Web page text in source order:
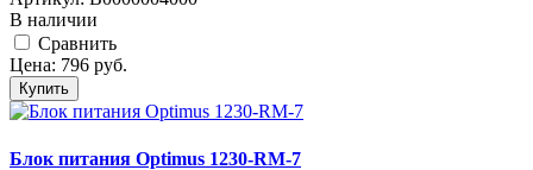
В наличии
Cравнить
Цена: 796 руб.
Купить
Блок питания Optimus 1230-RM-7